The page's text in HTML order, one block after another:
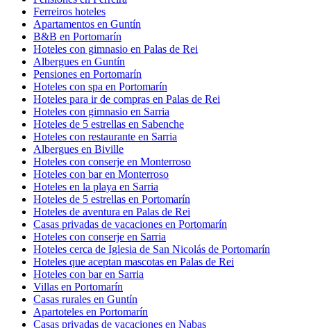
Ferreiros hoteles
Apartamentos en Guntín
B&B en Portomarín
Hoteles con gimnasio en Palas de Rei
Albergues en Guntín
Pensiones en Portomarín
Hoteles con spa en Portomarín
Hoteles para ir de compras en Palas de Rei
Hoteles con gimnasio en Sarria
Hoteles de 5 estrellas en Sabenche
Hoteles con restaurante en Sarria
Albergues en Biville
Hoteles con conserje en Monterroso
Hoteles con bar en Monterroso
Hoteles en la playa en Sarria
Hoteles de 5 estrellas en Portomarín
Hoteles de aventura en Palas de Rei
Casas privadas de vacaciones en Portomarín
Hoteles con conserje en Sarria
Hoteles cerca de Iglesia de San Nicolás de Portomarín
Hoteles que aceptan mascotas en Palas de Rei
Hoteles con bar en Sarria
Villas en Portomarín
Casas rurales en Guntín
Apartoteles en Portomarín
Casas privadas de vacaciones en Nabas